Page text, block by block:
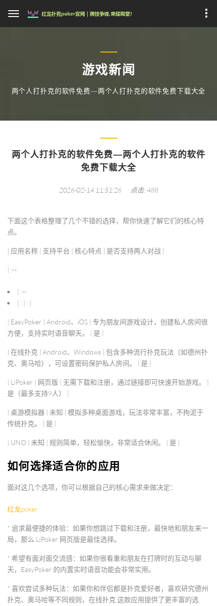
游戏新闻
两个人打扑克的软件免费—两个人打扑克的软件免费下载大全
两个人打扑克的软件免费—两个人打扑克的软件
免费下载大全
2026-02-14 11:51:26 点击: 488
下面这个表格整理了几个不错的选择，帮你快速了解它们的核心特
点。
| 应用名称 | 支持平台 | 核心特点 | 是否支持两人对战 |
| :--
| :--
| : | : |
| EasyPoker | Android、iOS | 专为朋友间游戏设计，创建私人房间很
方便，支持实时语音聊天。 | 是 |
| 在线扑克 | Android、Windows | 包含多种流行扑克玩法（如德州扑
克、奥马哈），可设置密码保护私人房间。 | 是 |
| LiPoker | 网页版 | 无需下载和注册，通过链接即可快速开始游戏。 |
是（最多支持9人） |
| 桌游模拟器 | 未知 | 模拟多种桌面游戏，玩法非常丰富，不拘泥于
传统扑克。 | 是 |
| UNO | 未知 | 规则简单，轻松愉快，非常适合休闲。 | 是 |
如何选择适合你的应用
面对这几个选项，你可以根据自己的核心需求来做决定：
红龙poker
* 追求最便捷的体验：如果你想跳过下载和注册，最快地和朋友来一
局，那么 LiPoker 网页版是最佳选择。
* 希望有面对面交流感：如果你很看重和朋友在打牌时的互动与聊
天， EasyPoker 的内置实时语音功能会非常实用。
* 喜欢尝试多种玩法：如果你和伴侣都是扑克爱好者，喜欢研究德州
扑克、奥马哈等不同规则， 在线扑克 这款应用提供了更丰富的选